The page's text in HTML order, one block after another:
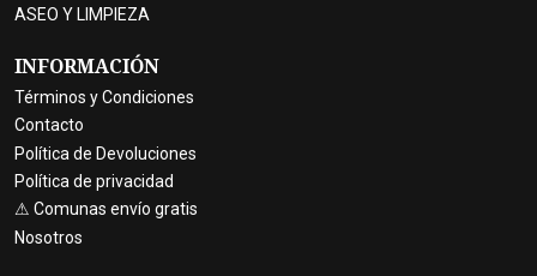
ASEO Y LIMPIEZA
INFORMACIÓN
Términos y Condiciones
Contacto
Política de Devoluciones
Política de privacidad
⚠ Comunas envío gratis
Nosotros